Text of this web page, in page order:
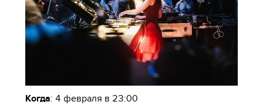
Когда: 4 февраля в 23:00